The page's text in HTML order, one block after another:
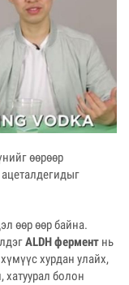
өөрөөр
өөр өөр байна.
ALDH фермент нь
хурдан улайх,
болон